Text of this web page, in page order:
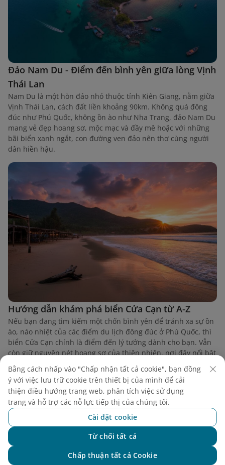
Đảo Nam Du - Điểm đến bình yên giữa lòng Vịnh
Thái Lan
Nam Du là một hòn đảo nhỏ thuộc tỉnh Kiên Giang, nằm giữa
Vịnh Thái Lan, cách đất liền khoảng 90km. Không quá đông
đúc như Phú Quốc, không ồn ào như Nha Trang, đảo Nam Du
mang vẻ đẹp hoang sơ, mộc mạc và đầy mê hoặc với những
bãi biển xanh ngắt, con đường ven đảo nên thơ cùng người
dân hiền hậu.
Hướng dẫn khám phá biển Cửa Cạn từ A-Z
Nếu bạn đang tìm kiếm một chốn bình yên để tránh xa sự ồn
ào, náo nhiệt của các điểm du lịch đông đúc ở Phú Quốc, thì
biển Cửa Cạn chính là điểm đến lý tưởng dành cho bạn. Vẫn
còn giữ nguyên nét hoang sơ của thiên nhiên, nơi đây nổi bật
với bãi cát mịn, làn nước trong vắt và khung cảnh đặc biệt nơi
cửa sông đổ ra biển.
Bằng cách nhấp vào "Chấp nhận tất cả cookie", bạn đồng
ý với việc lưu trữ cookie trên thiết bị của mình để cải
thiện điều hướng trang web, phân tích việc sử dụng
trang và hỗ trợ các nỗ lực tiếp thị của chúng tôi.
Cài đặt cookie
Từ chối tất cả
Chấp thuận tất cả Cookie